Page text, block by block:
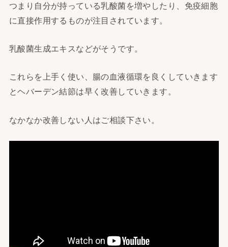
つまり自分が持っている乳酸菌を増やしたり、免疫細胞
に直接作用するものが注目されています。
乳酸菌生成エキスなどがそうです。
これらを上手く使い、腸の血液循環を良くしていきます
とヘバーデン結節は早く改善していきます。
なかなか改善しない人はご相談下さい。